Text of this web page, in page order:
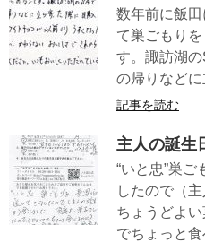
数年前に飯
て巣ごもり
す。諏訪湖
の帰りなどに
記事を読む
主人の誕生
“いと忠”巣ご
したので（
ちょうどよ
でちょっと